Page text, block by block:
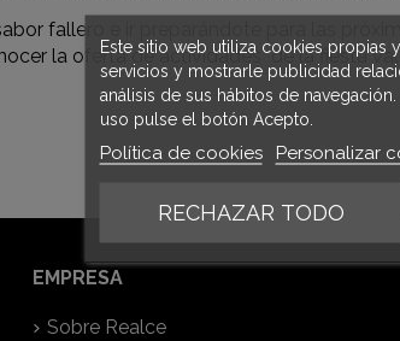
fallero e ir preparándote para las
la oferta de actividades de la fiesta
EMPRESA
Sobre Realce
Este sitio web utiliza cookies propias
servicios y mostrarle publicidad
análisis de sus hábitos de
uso pulse el botón Acepto.
Política de cookies Personalizar
RECHAZAR TODO